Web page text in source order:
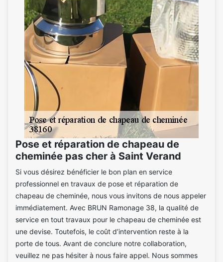
Pose et réparation de chapeau de
cheminée pas cher à Saint Verand
Si vous désirez bénéficier le bon plan en service
professionnel en travaux de pose et réparation de
chapeau de cheminée, nous vous invitons de nous appeler
immédiatement. Avec BRUN Ramonage 38, la qualité de
service en tout travaux pour le chapeau de cheminée est
une devise. Toutefois, le coût d’intervention reste à la
porte de tous. Avant de conclure notre collaboration,
veuillez ne pas hésiter à nous faire appel. Nous sommes